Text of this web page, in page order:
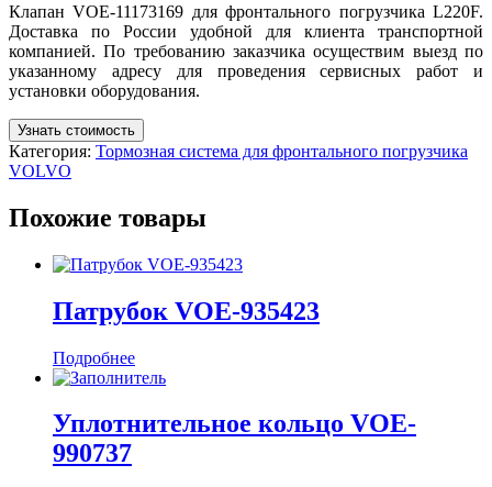
Клапан VOE-11173169 для фронтального погрузчика L220F.
Доставка по России удобной для клиента транспортной
компанией. По требованию заказчика осуществим выезд по
указанному адресу для проведения сервисных работ и
установки оборудования.
Узнать стоимость
Категория: Тормозная система для фронтального погрузчика
VOLVO
Похожие товары
Патрубок VOE-935423
Подробнее
Уплотнительное кольцо VOE-
990737